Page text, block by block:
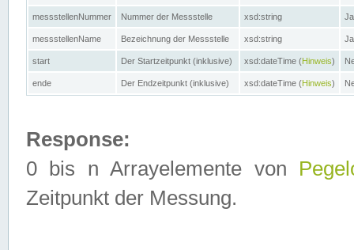
messstellenNummer Nummer der Messstelle xsd:string Ja
messstellenName Bezeichnung der Messstelle xsd:string Ja
start Der Startzeitpunkt (inklusive) xsd:dateTime (Hinweis)
ende Der Endzeitpunkt (inklusive) xsd:dateTime (Hinweis)
Response:
0 bis n Arrayelemente von
Zeitpunkt der Messung.